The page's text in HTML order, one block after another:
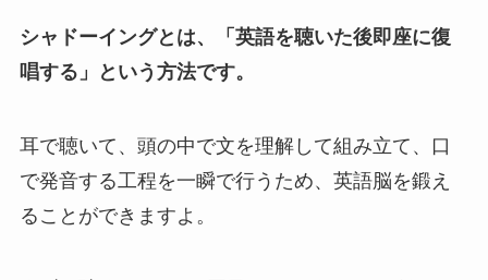
シャドーイングとは、「英語を聴いた後即座に復
唱する」という方法です。
耳で聴いて、頭の中で文を理解して組み立て、口
で発音する工程を一瞬で行うため、英語脳を鍛え
ることができますよ。